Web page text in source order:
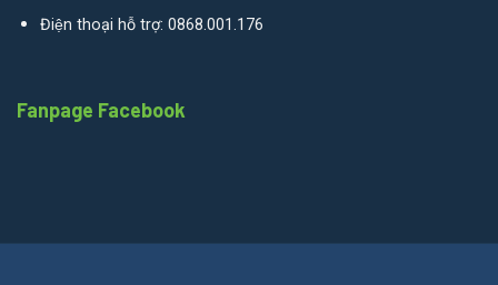
Điện thoại hỗ trợ: 0868.001.176
Fanpage Facebook